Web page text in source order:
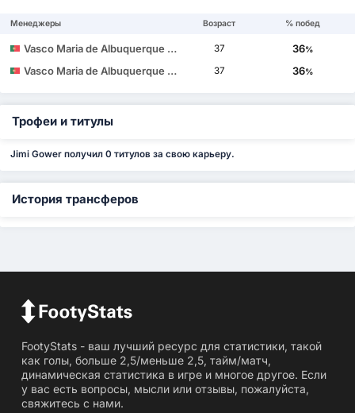
Менеджеры Возраст % побед
Vasco Maria de Albuquerque Botelho da Costa 37 36%
Vasco Maria de Albuquerque Botelho da Costa 37 36%
Трофеи и титулы
Jimi Gower получил 0 титулов за свою карьеру.
История трансферов
FootyStats - ваш лучший ресурс для статистики, такой
как голы, больше 2,5/меньше 2,5, тайм/матч,
динамическая статистика в игре и многое другое. Если
у вас есть вопросы, мысли или отзывы, пожалуйста,
свяжитесь с нами.